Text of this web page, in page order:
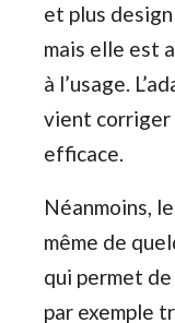
et plus
mais elle est
à l’usage.
vient corriger
efficace.
Néanmoins,
même de
qui permet
par exemple